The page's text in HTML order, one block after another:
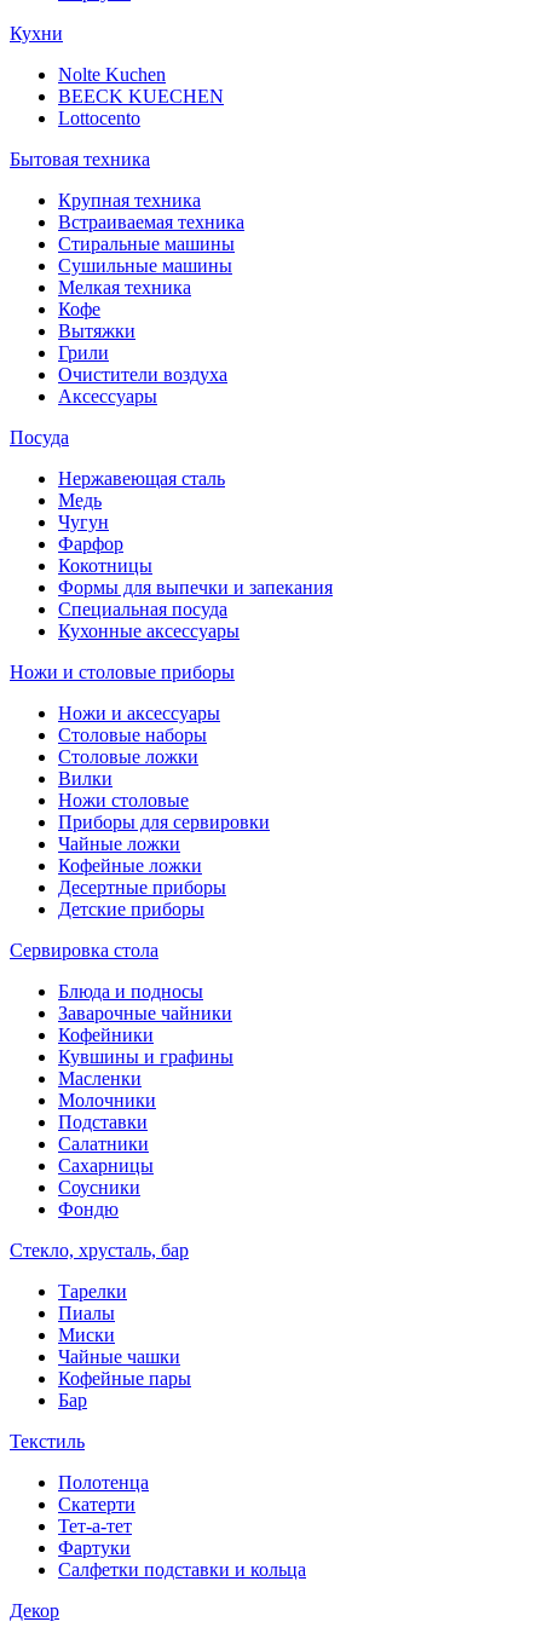
Кухни
Nolte Kuchen
BEECK KUECHEN
Lottocento
Бытовая техника
Крупная техника
Встраиваемая техника
Стиральные машины
Сушильные машины
Мелкая техника
Кофе
Вытяжки
Грили
Очистители воздуха
Аксессуары
Посуда
Нержавеющая сталь
Медь
Чугун
Фарфор
Кокотницы
Формы для выпечки и запекания
Специальная посуда
Кухонные аксессуары
Ножи и столовые приборы
Ножи и аксессуары
Столовые наборы
Столовые ложки
Вилки
Ножи столовые
Приборы для сервировки
Чайные ложки
Кофейные ложки
Десертные приборы
Детские приборы
Сервировка стола
Блюда и подносы
Заварочные чайники
Кофейники
Кувшины и графины
Масленки
Молочники
Подставки
Салатники
Сахарницы
Соусники
Фондю
Стекло, хрусталь, бар
Тарелки
Пиалы
Миски
Чайные чашки
Кофейные пары
Бар
Текстиль
Полотенца
Скатерти
Тет-а-тет
Фартуки
Салфетки подставки и кольца
Декор